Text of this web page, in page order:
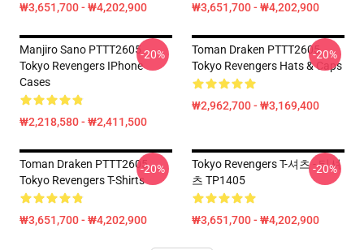
₩3,651,700 - ₩4,202,900 ₩3,651,700 - ₩4,202,900
Manjiro Sano PTTT2605
Tokyo Revengers IPhone
Cases
₩2,218,580 - ₩2,411,500
-20%
Toman Draken PTTT2605
Tokyo Revengers Hats & Caps
₩2,962,700 - ₩3,169,400
-20%
Toman Draken PTTT2605
Tokyo Revengers T-Shirts
₩3,651,700 - ₩4,202,900
-20%
Tokyo Revengers T-셔츠 - 티셔
츠 TP1405
₩3,651,700 - ₩4,202,900
-20%